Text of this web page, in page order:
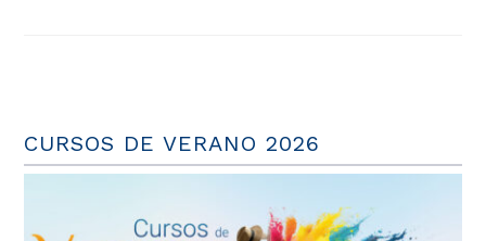
CURSOS DE VERANO 2026